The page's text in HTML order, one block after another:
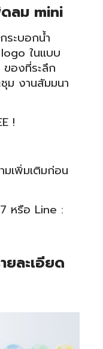
ลม mini
ระบอกน้ำ
ในแบบ
องที่ระลึก
ม งานสัมมนา
!
มเพิ่มเติมก่อน
หรือ Line :
ยละเอียด